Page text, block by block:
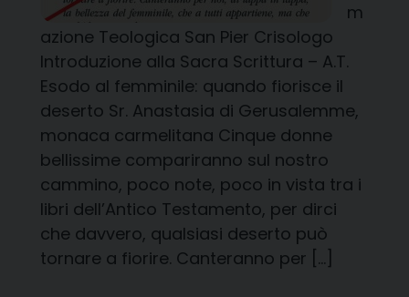
m
azione Teologica San Pier Crisologo
Introduzione alla Sacra Scrittura – A.T.
Esodo al femminile: quando fiorisce il
deserto Sr. Anastasia di Gerusalemme,
monaca carmelitana Cinque donne
bellissime compariranno sul nostro
cammino, poco note, poco in vista tra i
libri dell’Antico Testamento, per dirci
che davvero, qualsiasi deserto può
tornare a fiorire. Canteranno per […]